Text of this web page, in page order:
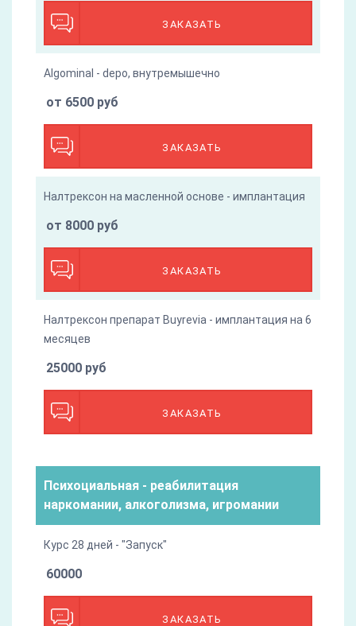
ЗАКАЗАТЬ
Algominal - depo, внутремышечно
ЗАКАЗАТЬ
от 6500 руб
Налтрексон на масленной основе - имплантация
ЗАКАЗАТЬ
от 8000 руб
Налтрексон препарат Buyrevia - имплантация на 6
месяцев
ЗАКАЗАТЬ
25000 руб
Психоциальная - реабилитация
наркомании, алкоголизма, игромании
Курс 28 дней - "Запуск"
ЗАКАЗАТЬ
60000